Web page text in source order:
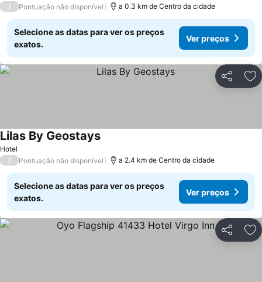
/ Pontuação não disponível a 0.3 km de Centro da cidade
Selecione as datas para ver os preços
exatos.
Ver preços
Partilhar
Hotel
Lilas By Geostays
/ Pontuação não disponível a 2.4 km de Centro da cidade
Selecione as datas para ver os preços
exatos.
Ver preços
Partilhar